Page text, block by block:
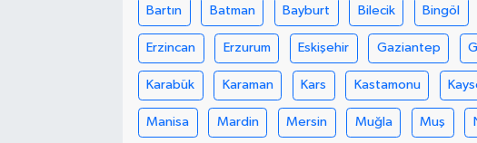
Bartın Batman Bayburt Bilecik Bingöl
Erzincan Erzurum Eskişehir Gaziantep
Karabük Karaman Kars Kastamonu
Manisa Mardin Mersin Muğla Muş